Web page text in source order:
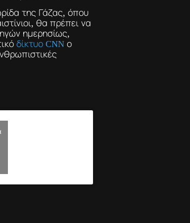
της Γάζας, όπου
θα πρέπει να
ημερησίως,
δίκτυο CNN ο